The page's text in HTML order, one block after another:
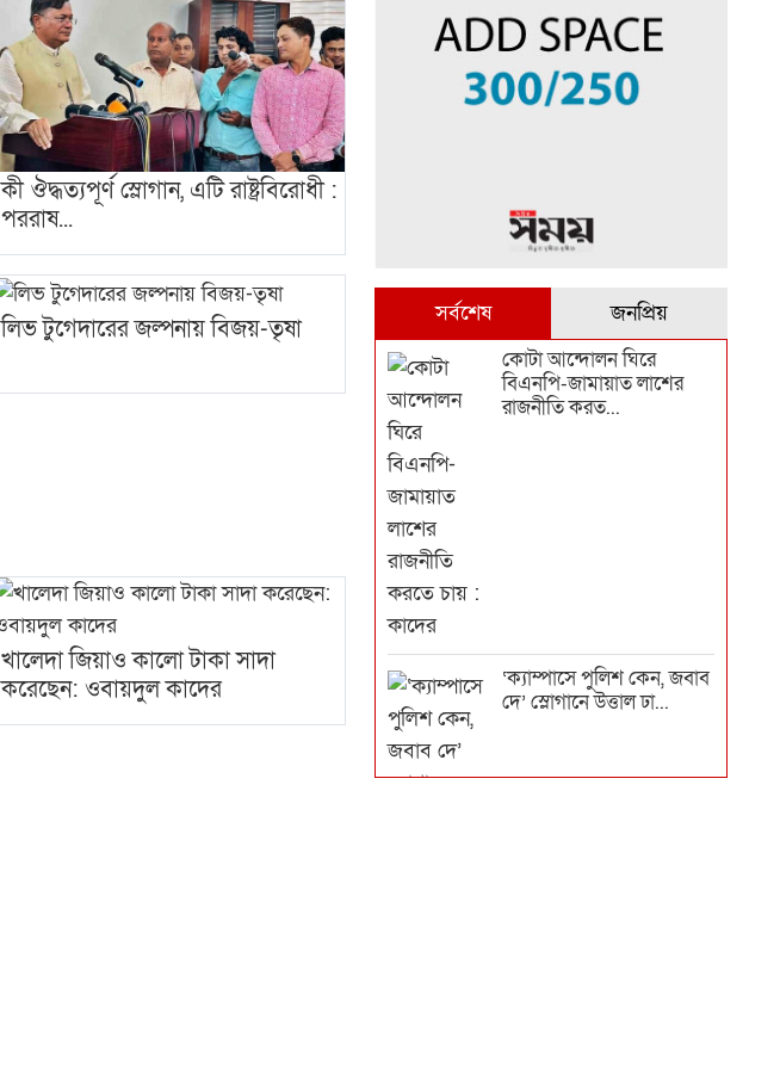
কী ঔদ্ধত্যপূর্ণ স্লোগান, এটি রাষ্ট্রবিরোধী :
পররাষ...
লিভ টুগেদারের জল্পনায় বিজয়-তৃষা
খালেদা জিয়াও কালো টাকা সাদা
করেছেন: ওবায়দুল কাদের
সর্বশেষ
জনপ্রিয়
কোটা আন্দোলন ঘিরে
বিএনপি-জামায়াত লাশের
রাজনীতি করত...
‘ক্যাম্পাসে পুলিশ কেন, জবাব
দে’ স্লোগানে উত্তাল ঢা...